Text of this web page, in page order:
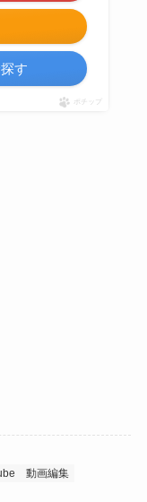
す
ポチップ
動画編集